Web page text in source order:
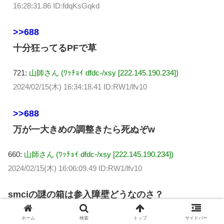
16:28:31.86 ID:fdqKsGqkd
>>688
十分狂ってるPFで草
721: 山師さん (ﾜｯﾁｮｲ dfdc-/xsy [222.145.190.234])
2024/02/15(木) 16:34:18.41 ID:RW1/lfv10
>>688
万が一大きめの調整きたら死ぬぞw
660: 山師さん (ﾜｯﾁｮｲ dfdc-/xsy [222.145.190.234])
2024/02/15(木) 16:06:09.49 ID:RW1/lfv10
smciの謎の箱は参入障壁どうなのさ？
めっちゃ高いなら買うしかないが
ホーム 検索 トップ サイドバー